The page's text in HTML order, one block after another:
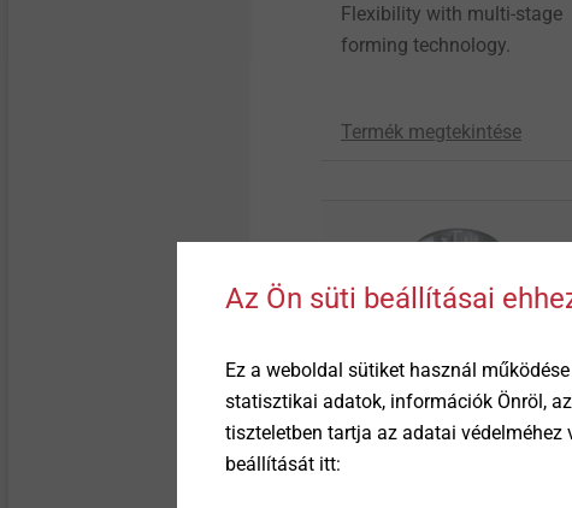
Flexibility with multi-stage
forming technology.
Termék megtekintése
Spiralform®
Az Ön süti beállításai
Ez a weboldal sütiket használ
statisztikai adatok, információk Önröl,
tiszteletben tartja az adatai
beállítását itt: